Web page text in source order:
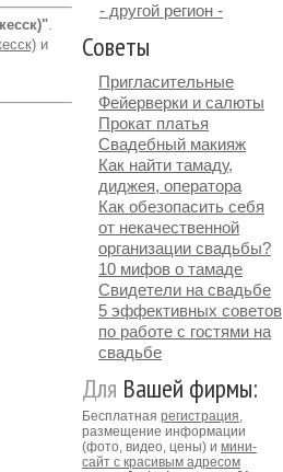
.
и
- другой регион -
Советы
Пригласительные
Фейерверки и салюты
Прокат платья
Свадебный макияж
Как найти тамаду,
диджея, оператора
Как обезопасить себя
от некачественной
организации свадьбы?
10 мифов о тамаде
Свидетели на свадьбе
5 эффективных советов
по работе с гостями на
свадьбе
Для Вашей фирмы:
Бесплатная регистрация,
размещение информации
(фото, видео, цены) и мини-
сайт с красивым адресом